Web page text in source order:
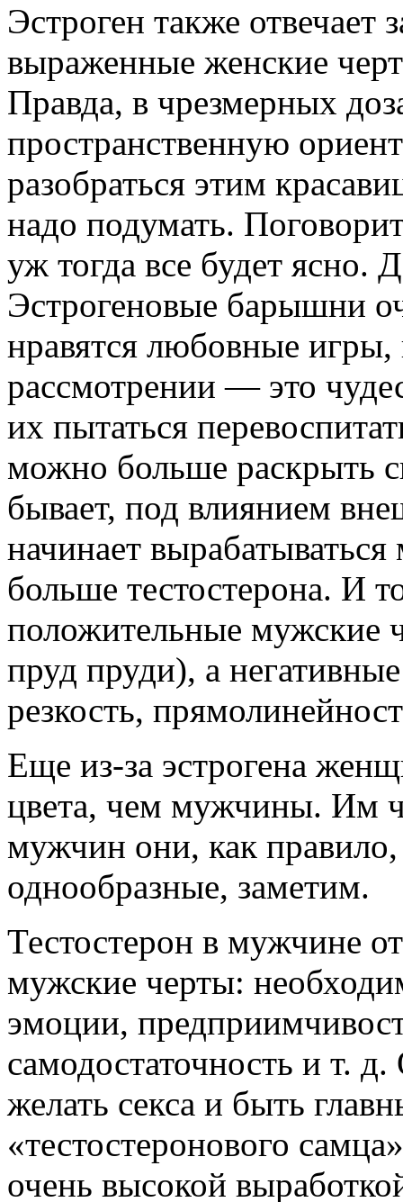
Эстроген также отвечает
выраженные женские
Правда, в чрезмерных
пространственную
разобраться этим
надо подумать.
уж тогда все будет ясно.
Эстрогеновые барышни
нравятся любовные
рассмотрении — это
их пытаться
можно больше раскрыть
бывает, под влиянием
начинает
больше тестостерона. И
положительные мужские
пруд пруди), а
резкость,
Еще из-за эстрогена
цвета, чем мужчины. Им
мужчин они, как
однообразные, заметим.
Тестостерон в мужчине
мужские черты:
эмоции,
самодостаточность и т.
желать секса и быть
«тестостеронового
очень высокой